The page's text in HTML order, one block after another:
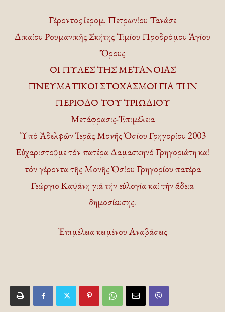
Γέροντος ἱερομ. Πετρωνίου Τανάσε
Δικαίου Ρουμανικῆς Σκήτης Τιμίου Προδρόμου Ἁγίου
Ὄρους
ΟΙ ΠΥΛΕΣ ΤΗΣ ΜΕΤΑΝΟΙΑΣ
ΠΝΕΥΜΑΤΙΚΟΙ ΣΤΟΧΑΣΜΟΙ ΓΙΑ ΤΗΝ
ΠΕΡΙΟΔΟ ΤΟΥ ΤΡΙΩΔΙΟΥ
Μετάφρασις-Ἐπιμέλεια
Ὑπό Ἀδελφῶν Ἱερᾶς Μονῆς Ὁσίου Γρηγορίου 2003
Εὐχαριστοῦμε τόν πατέρα Δαμασκηνό Γρηγοριάτη καί
τόν γέροντα τῆς Μονῆς Ὁσίου Γρηγορίου πατέρα
Γεώργιο Καψάνη γιά τήν εὐλογία καί τήν ἄδεια
δημοσίευσης.
Ἐπιμέλεια κειμένου Αναβάσεις